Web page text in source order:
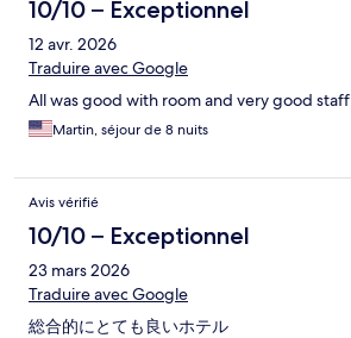
10/10 – Exceptionnel
12 avr. 2026
Traduire avec Google
All was good with room and very good staff
Martin, séjour de 8 nuits
Avis vérifié
10/10 – Exceptionnel
23 mars 2026
Traduire avec Google
総合的にとても良いホテル